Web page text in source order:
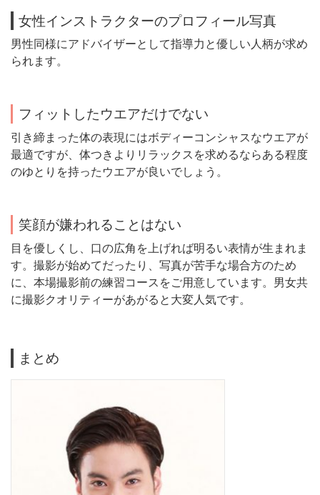
女性インストラクターのプロフィール写真
男性同様にアドバイザーとして指導力と優しい人柄が求め
られます。
フィットしたウエアだけでない
引き締まった体の表現にはボディーコンシャスなウエアが
最適ですが、体つきよりリラックスを求めるならある程度
のゆとりを持ったウエアが良いでしょう。
笑顔が嫌われることはない
目を優しくし、口の広角を上げれば明るい表情が生まれま
す。撮影が始めてだったり、写真が苦手な場合方のため
に、本場撮影前の練習コースをご用意しています。男女共
に撮影クオリティーがあがると大変人気です。
まとめ